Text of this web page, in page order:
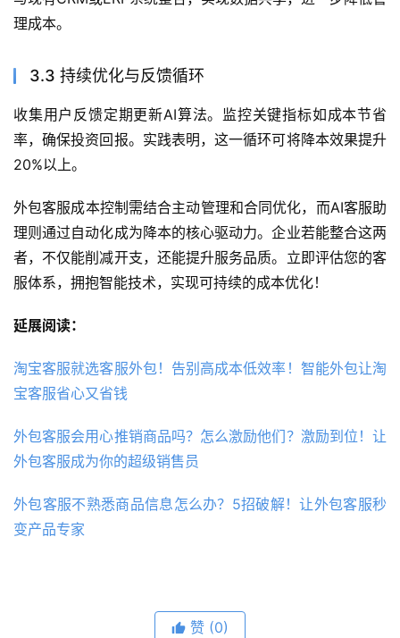
理成本。
3.3 持续优化与反馈循环
收集用户反馈定期更新AI算法。监控关键指标如成本节省
率，确保投资回报。实践表明，这一循环可将降本效果提升
20%以上。
外包客服成本控制需结合主动管理和合同优化，而AI客服助
理则通过自动化成为降本的核心驱动力。企业若能整合这两
者，不仅能削减开支，还能提升服务品质。立即评估您的客
服体系，拥抱智能技术，实现可持续的成本优化！
延展阅读：
淘宝客服就选客服外包！告别高成本低效率！智能外包让淘
宝客服省心又省钱
外包客服会用心推销商品吗？怎么激励他们？激励到位！让
外包客服成为你的超级销售员
外包客服不熟悉商品信息怎么办？5招破解！让外包客服秒
变产品专家
赞 (0)